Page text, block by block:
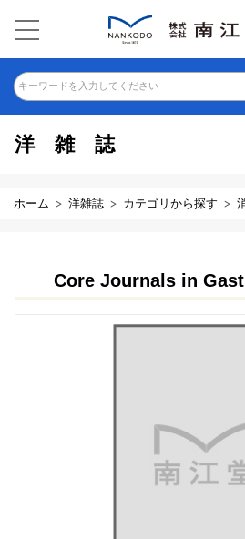
キーワードを入力してください
洋雑誌
ホーム 洋雑誌 カテゴリから探す
Core Journals in